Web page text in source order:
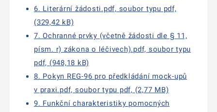
6. Literární žádosti.pdf, soubor typu pdf,
(329,42 kB)
7. Ochranné prvky (včetně žádosti dle § 11,
písm. r) zákona o léčivech).pdf, soubor typu
pdf, (948,18 kB)
8. Pokyn REG-96 pro předkládání mock-upů
v praxi.pdf, soubor typu pdf, (2,77 MB)
9. Funkční charakteristiky pomocných